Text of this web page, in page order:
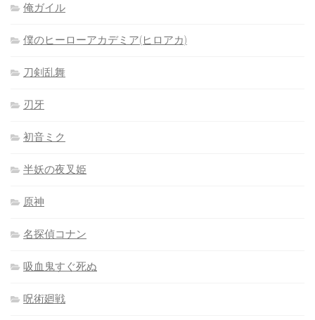
俺ガイル
僕のヒーローアカデミア(ヒロアカ)
刀剣乱舞
刃牙
初音ミク
半妖の夜叉姫
原神
名探偵コナン
吸血鬼すぐ死ぬ
呪術廻戦